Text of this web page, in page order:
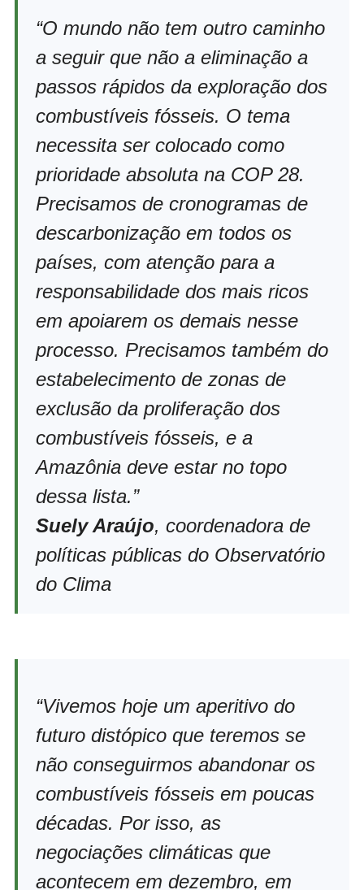
“O mundo não tem outro caminho
a seguir que não a eliminação a
passos rápidos da exploração dos
combustíveis fósseis. O tema
necessita ser colocado como
prioridade absoluta na COP 28.
Precisamos de cronogramas de
descarbonização em todos os
países, com atenção para a
responsabilidade dos mais ricos
em apoiarem os demais nesse
processo. Precisamos também do
estabelecimento de zonas de
exclusão da proliferação dos
combustíveis fósseis, e a
Amazônia deve estar no topo
dessa lista.”
Suely Araújo, coordenadora de
políticas públicas do Observatório
do Clima
“Vivemos hoje um aperitivo do
futuro distópico que teremos se
não conseguirmos abandonar os
combustíveis fósseis em poucas
décadas. Por isso, as
negociações climáticas que
acontecem em dezembro, em